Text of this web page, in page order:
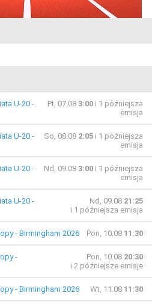
U-20 -
Pt, 07.08 3:00 i 1 późniejsza
emisja
U-20 -
So, 08.08 2:05 i 1 późniejsza
emisja
U-20 -
Nd, 09.08 3:00 i 1 późniejsza
emisja
U-20 -
Nd, 09.08 21:25
i 1 późniejsza emisja
- Birmingham 2026 Pon, 10.08 11:30
-
Pon, 10.08 20:30
i 2 późniejsze emisje
- Birmingham 2026 Wt, 11.08 11:30